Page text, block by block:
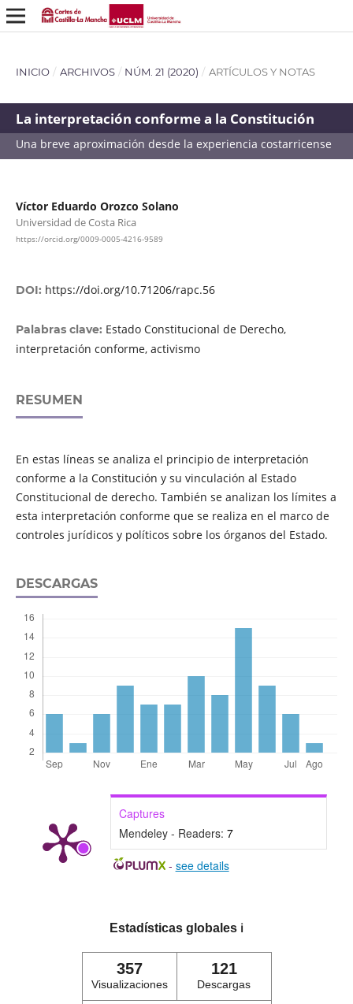
INICIO / ARCHIVOS / NÚM. 21 (2020) / ARTÍCULOS Y NOTAS
La interpretación conforme a la Constitución
Una breve aproximación desde la experiencia costarricense
Víctor Eduardo Orozco Solano
Universidad de Costa Rica
https://orcid.org/0009-0005-4216-9589
DOI: https://doi.org/10.71206/rapc.56
Palabras clave: Estado Constitucional de Derecho,
interpretación conforme, activismo
RESUMEN
En estas líneas se analiza el principio de interpretación
conforme a la Constitución y su vinculación al Estado
Constitucional de derecho. También se analizan los límites a
esta interpretación conforme que se realiza en el marco de
controles jurídicos y políticos sobre los órganos del Estado.
DESCARGAS
Captures
Mendeley - Readers: 7
- see details
Estadísticas globales ℹ️
357
Visualizaciones
121
Descargas